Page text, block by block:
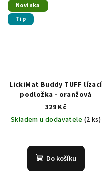
Novinka
Tip
LickiMat Buddy TUFF lízací
podložka - oranžová
329 Kč
Skladem u dodavatele (2 ks)
Do košíku